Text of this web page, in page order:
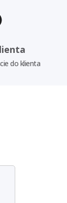
do klienta